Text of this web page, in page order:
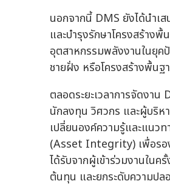
นอกจากนี้ DMS ยังได้นำ
และบำรุงรักษาโครงสร้าง
อุตสาหกรรมพลังงานในยุค
ชายฝั่ง หรือโครงสร้างพื้น
ตลอดระยะเวลาการจัดง
นักลงทุน วิศวกร และผู้บริห
เปลี่ยนองค์ความรู้และแนว
(Asset Integrity) เพื่อรอ
ได้รับจากผู้เข้าร่วมงานในค
ต้นทุน และยกระดับความป